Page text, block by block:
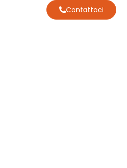
Contattaci